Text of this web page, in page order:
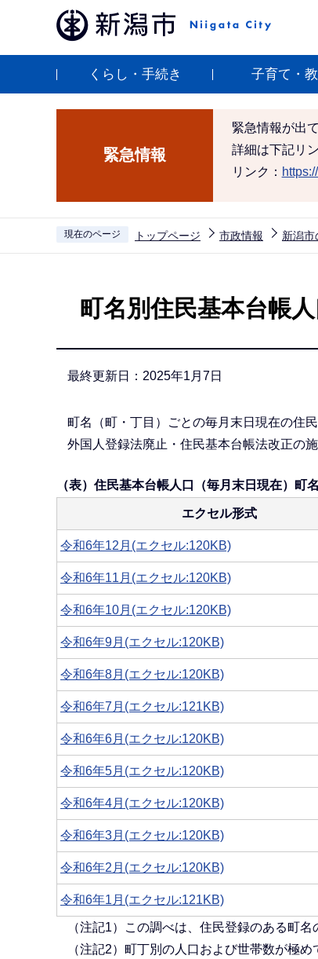
ペ
くらし・手続き 子育て・
緊急情報
緊急情報が出
詳細は下記リ
リンク：
現在のページ トップページ 市政情報 新潟市
町名別住民基本台帳
最終更新日：2025年1月7日
町名（町・丁目）ごとの毎月末日現在の住
外国人登録法廃止・住民基本台帳法改正の
（表）住民基本台帳人口（毎月末日現在）町
エクセル形式
令和6年12月(エクセル:120KB)
令和6年11月(エクセル:120KB)
令和6年10月(エクセル:120KB)
令和6年9月(エクセル:120KB)
令和6年8月(エクセル:120KB)
令和6年7月(エクセル:121KB)
令和6年6月(エクセル:120KB)
令和6年5月(エクセル:120KB)
令和6年4月(エクセル:120KB)
令和6年3月(エクセル:120KB)
令和6年2月(エクセル:120KB)
令和6年1月(エクセル:121KB)
（注記1）この調べは、住民登録のある町名
（注記2）町丁別の人口および世帯数が極